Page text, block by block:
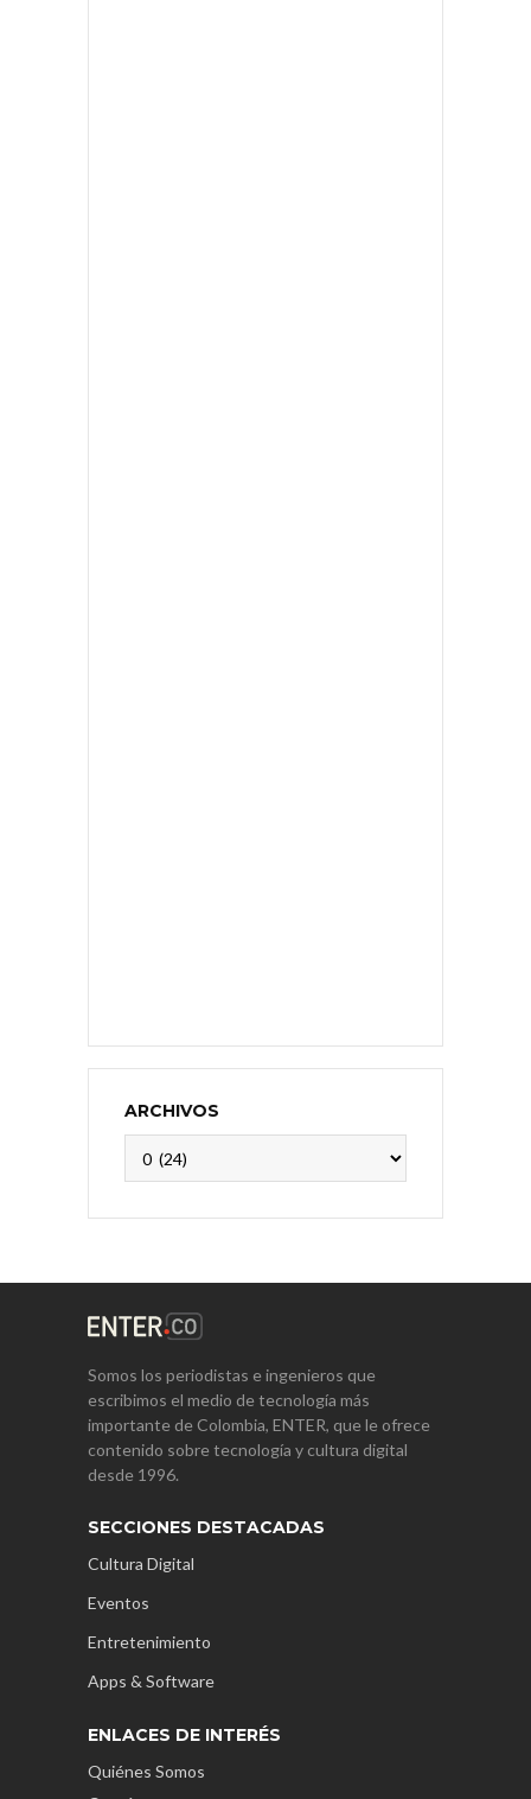
ARCHIVOS
Somos los periodistas e ingenieros que
escribimos el medio de tecnología más
importante de Colombia, ENTER, que le ofrece
contenido sobre tecnología y cultura digital
desde 1996.
SECCIONES DESTACADAS
Cultura Digital
Eventos
Entretenimiento
Apps & Software
ENLACES DE INTERÉS
Quiénes Somos